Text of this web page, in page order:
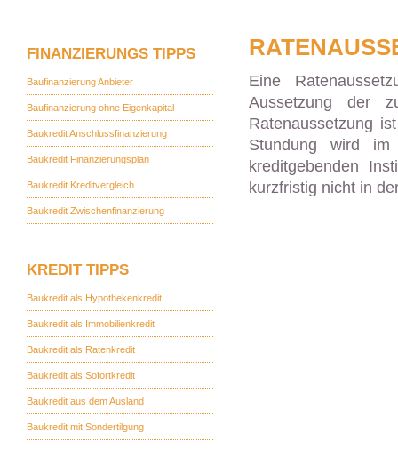
FINANZIERUNGS TIPPS
Baufinanzierung Anbieter
Baufinanzierung ohne Eigenkapital
Baukredit Anschlussfinanzierung
Baukredit Finanzierungsplan
Baukredit Kreditvergleich
Baukredit Zwischenfinanzierung
KREDIT TIPPS
Baukredit als Hypothekenkredit
Baukredit als Immobilienkredit
Baukredit als Ratenkredit
Baukredit als Sofortkredit
Baukredit aus dem Ausland
Baukredit mit Sondertilgung
Eine
Aussetzung der
Ratenaussetzung
Stundung wird
kreditgebenden
kurzfristig nicht in